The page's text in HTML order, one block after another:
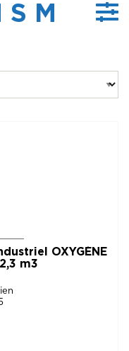
S M
OXYGÈNE
m3